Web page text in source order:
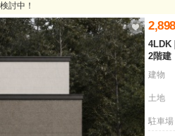
討中！
2,898
4LDK
2階建
建物
土地
駐車場